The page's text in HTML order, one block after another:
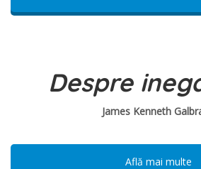
Despre
James Kenneth
Află mai multe